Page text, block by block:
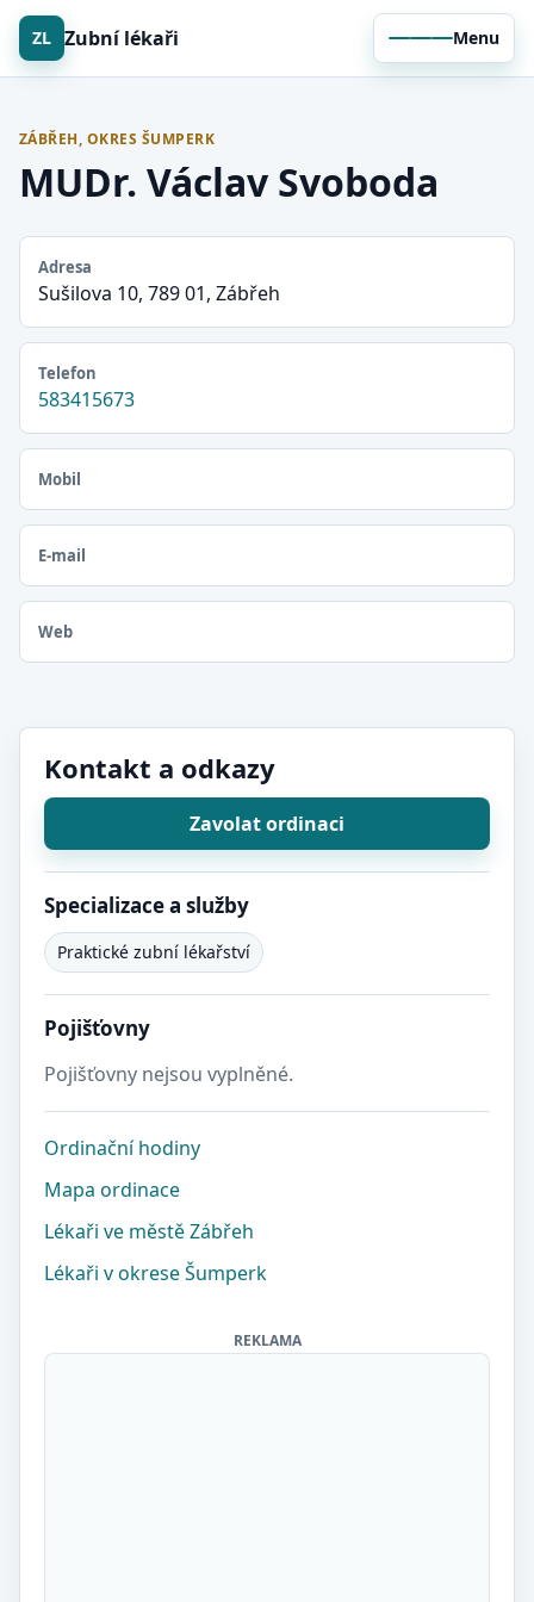
ZL Zubní lékaři Menu
ZÁBŘEH, OKRES ŠUMPERK
MUDr. Václav Svoboda
Adresa
Sušilova 10, 789 01, Zábřeh
Telefon
583415673
Mobil
E-mail
Web
Kontakt a odkazy
Zavolat ordinaci
Specializace a služby
Praktické zubní lékařství
Pojišťovny
Pojišťovny nejsou vyplněné.
Ordinační hodiny
Mapa ordinace
Lékaři ve městě Zábřeh
Lékaři v okrese Šumperk
REKLAMA